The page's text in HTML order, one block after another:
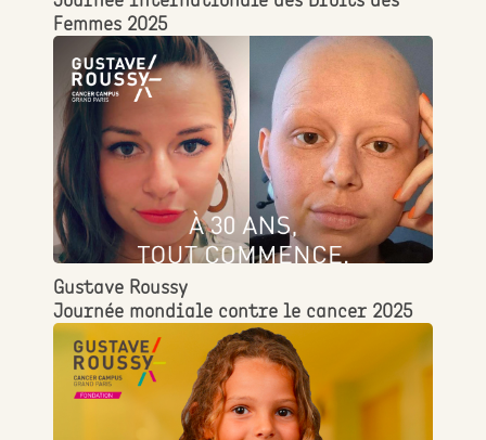
Femmes 2025
Gustave Roussy
Journée mondiale contre le cancer 2025